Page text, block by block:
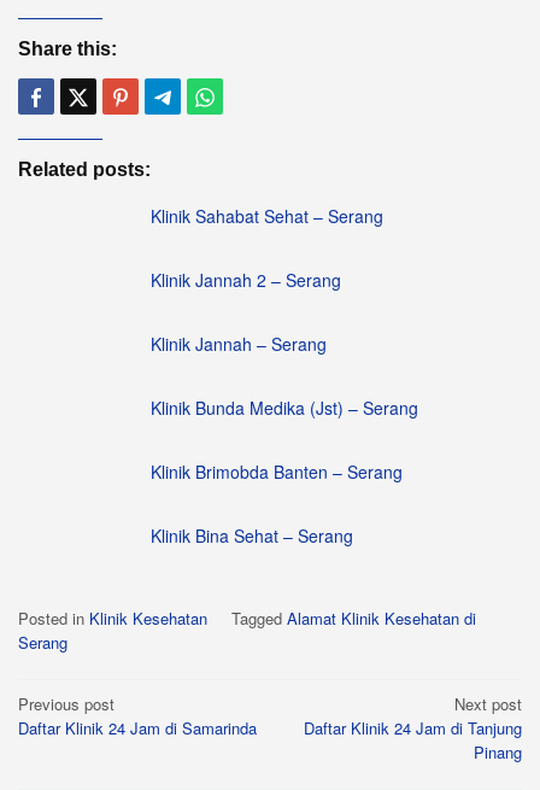
Share this:
Related posts:
Klinik Sahabat Sehat – Serang
Klinik Jannah 2 – Serang
Klinik Jannah – Serang
Klinik Bunda Medika (Jst) – Serang
Klinik Brimobda Banten – Serang
Klinik Bina Sehat – Serang
Posted in Klinik Kesehatan Tagged Alamat Klinik Kesehatan di
Serang
Post
navigation
Previous post
Daftar Klinik 24 Jam di Samarinda
Next post
Daftar Klinik 24 Jam di Tanjung
Pinang